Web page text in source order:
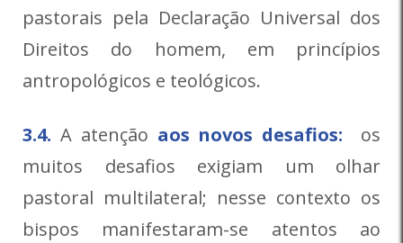
pastorais pela Declaração Universal dos
Direitos do homem, em princípios
antropológicos e teológicos.
3.4. A atenção aos novos desafios: os
muitos desafios exigiam um olhar
pastoral multilateral; nesse contexto os
bispos manifestaram-se atentos ao